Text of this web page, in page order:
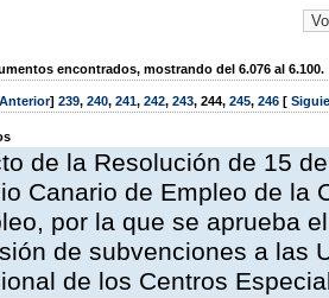
encontrados, mostrando del 6.076 al 6.100.
Anterior] 239, 240, 241, 242, 243, 244, 245, 246 [
de la Resolución de 15
Canario de Empleo de la
por la que se aprueba
de subvenciones a las
de los Centros